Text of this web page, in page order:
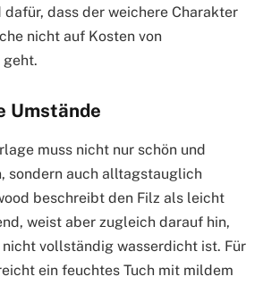
dass der weichere Charakter
nicht auf Kosten von
Umstände
muss nicht nur schön und
sondern auch alltagstauglich
beschreibt den Filz als leicht
weist aber zugleich darauf hin,
vollständig wasserdicht ist. Für
ein feuchtes Tuch mit mildem